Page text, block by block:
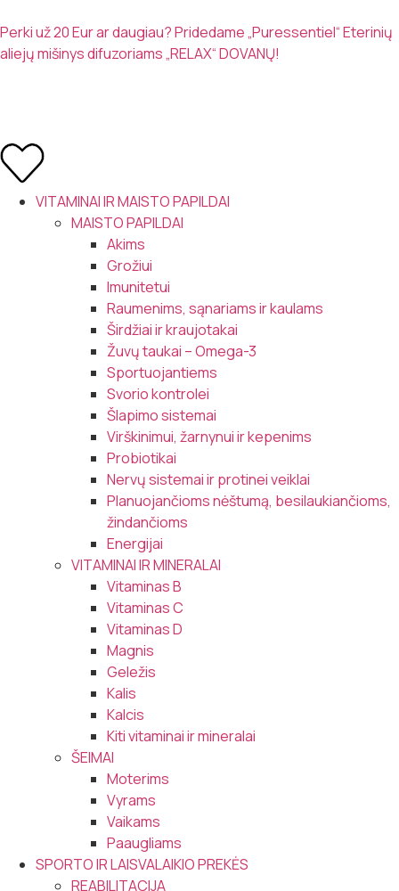
Perki už 20 Eur ar daugiau? Pridedame „Puressentiel“ Eterinių
aliejų mišinys difuzoriams „RELAX“ DOVANŲ!
VITAMINAI IR MAISTO PAPILDAI
MAISTO PAPILDAI
Akims
Grožiui
Imunitetui
Raumenims, sąnariams ir kaulams
Širdžiai ir kraujotakai
Žuvų taukai – Omega-3
Sportuojantiems
Svorio kontrolei
Šlapimo sistemai
Virškinimui, žarnynui ir kepenims
Probiotikai
Nervų sistemai ir protinei veiklai
Planuojančioms nėštumą, besilaukiančioms,
žindančioms
Energijai
VITAMINAI IR MINERALAI
Vitaminas B
Vitaminas C
Vitaminas D
Magnis
Geležis
Kalis
Kalcis
Kiti vitaminai ir mineralai
ŠEIMAI
Moterims
Vyrams
Vaikams
Paaugliams
SPORTO IR LAISVALAIKIO PREKĖS
REABILITACIJA